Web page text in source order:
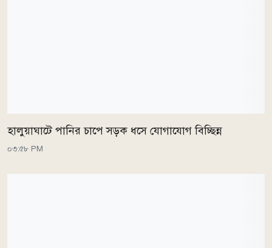
হালুয়াঘাটে পানির চাপে সড়ক ধসে যোগাযোগ বিচ্ছিন্ন
০৩:৫৮ PM